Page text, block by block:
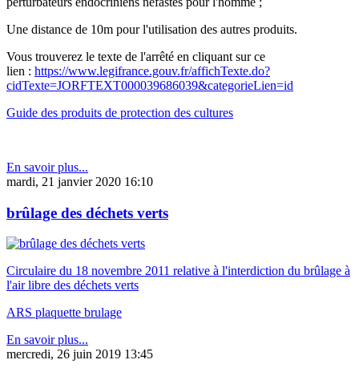
Une distance de 10m pour l'utilisation des autres produits.
Vous trouverez le texte de l'arrêté en cliquant sur ce
lien : https://www.legifrance.gouv.fr/affichTexte.do?
cidTexte=JORFTEXT000039686039&categorieLien=id
Guide des produits de protection des cultures
En savoir plus...
mardi, 21 janvier 2020 16:10
brûlage des déchets verts
Circulaire du 18 novembre 2011 relative à l'interdiction du brûlage à
l'air libre des déchets verts
ARS plaquette brulage
En savoir plus...
mercredi, 26 juin 2019 13:45